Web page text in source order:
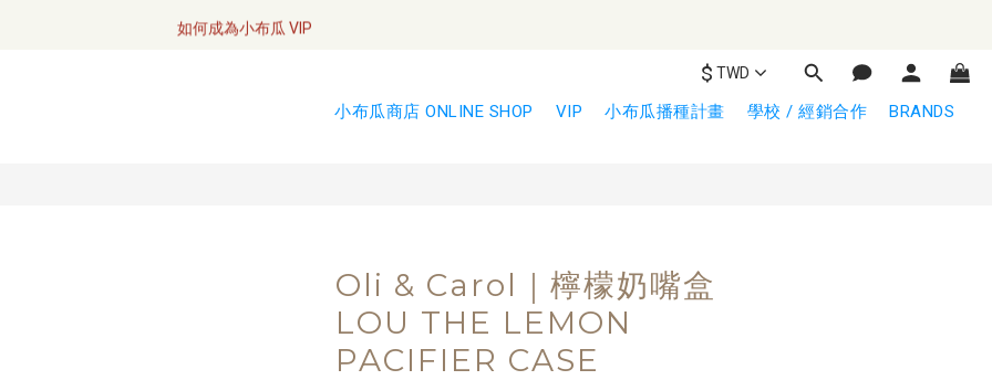
全網訂單將於7/4 開始配送
如何成為小布瓜 VIP
$ TWD
小布瓜商店 ONLINE SHOP VIP 小布瓜播種計畫 學校 / 經銷合作 BRANDS
Oli & Carol｜檸檬奶嘴盒
LOU THE LEMON
PACIFIER CASE
立即購買